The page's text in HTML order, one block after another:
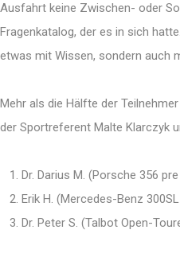
Ausfahrt keine Zwischen- oder
Fragenkatalog, der es in sich
etwas mit Wissen, sondern auch
Mehr als die Hälfte der
der Sportreferent Malte Klarczyk
1. Dr. Darius M. (Porsche 356
2. Erik H. (Mercedes-Benz
3. Dr. Peter S. (Talbot Open-